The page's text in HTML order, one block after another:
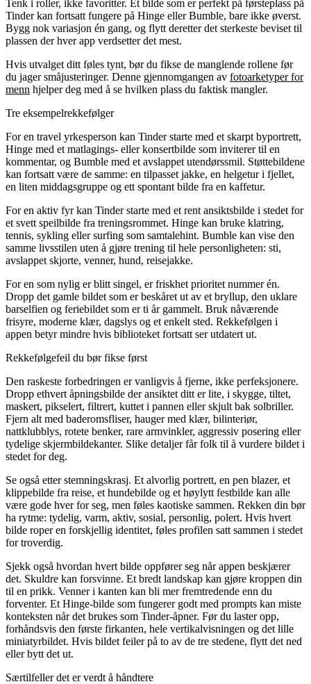
Tenk i roller, ikke favoritter. Et bilde som er perfekt på førsteplass på
Tinder kan fortsatt fungere på Hinge eller Bumble, bare ikke øverst.
Bygg nok variasjon én gang, og flytt deretter det sterkeste beviset til
plassen der hver app verdsetter det mest.
Hvis utvalget ditt føles tynt, bør du fikse de manglende rollene før
du jager småjusteringer. Denne gjennomgangen av fotoarketyper for
menn hjelper deg med å se hvilken plass du faktisk mangler.
Tre eksempelrekkefølger
For en travel yrkesperson kan Tinder starte med et skarpt byportrett,
Hinge med et matlagings- eller konsertbilde som inviterer til en
kommentar, og Bumble med et avslappet utendørssmil. Støttebildene
kan fortsatt være de samme: en tilpasset jakke, en helgetur i fjellet,
en liten middagsgruppe og ett spontant bilde fra en kaffetur.
For en aktiv fyr kan Tinder starte med et rent ansiktsbilde i stedet for
et svett speilbilde fra treningsrommet. Hinge kan bruke klatring,
tennis, sykling eller surfing som samtalehint. Bumble kan vise den
samme livsstilen uten å gjøre trening til hele personligheten: sti,
avslappet skjorte, venner, hund, reisejakke.
For en som nylig er blitt singel, er friskhet prioritet nummer én.
Dropp det gamle bildet som er beskåret ut av et bryllup, den uklare
barselfien og feriebildet som er ti år gammelt. Bruk nåværende
frisyre, moderne klær, dagslys og et enkelt sted. Rekkefølgen i
appen betyr mindre hvis biblioteket fortsatt ser utdatert ut.
Rekkefølgefeil du bør fikse først
Den raskeste forbedringen er vanligvis å fjerne, ikke perfeksjonere.
Dropp ethvert åpningsbilde der ansiktet ditt er lite, i skygge, tiltet,
maskert, pikselert, filtrert, kuttet i pannen eller skjult bak solbriller.
Fjern alt med baderomsfliser, hauger med klær, bilinteriør,
nattklubblys, rotete benker, rare armvinkler, aggressiv posering eller
tydelige skjermbildekanter. Slike detaljer får folk til å vurdere bildet i
stedet for deg.
Se også etter stemningskrasj. Et alvorlig portrett, en pen blazer, et
klippebilde fra reise, et hundebilde og et høylytt festbilde kan alle
være gode hver for seg, men føles kaotiske sammen. Rekken din bør
ha rytme: tydelig, varm, aktiv, sosial, personlig, polert. Hvis hvert
bilde roper en forskjellig identitet, føles profilen satt sammen i stedet
for troverdig.
Sjekk også hvordan hvert bilde oppfører seg når appen beskjærer
det. Skuldre kan forsvinne. Et bredt landskap kan gjøre kroppen din
til en prikk. Venner i kanten kan bli mer fremtredende enn du
forventer. Et Hinge-bilde som fungerer godt med prompts kan miste
konteksten når det brukes som Tinder-åpner. Før du laster opp,
forhåndsvis den første firkanten, hele vertikalvisningen og det lille
miniatyrbildet. Hvis bildet feiler på to av de tre stedene, flytt det ned
eller bytt det ut.
Særtilfeller det er verdt å håndtere